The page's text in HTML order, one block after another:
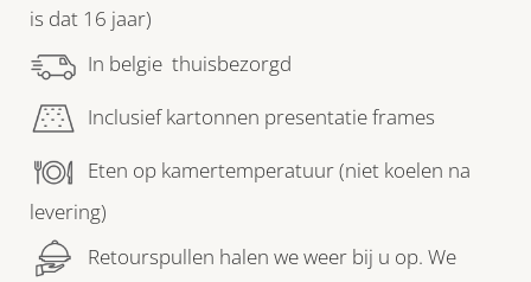
is dat 16 jaar)
In belgie thuisbezorgd
Inclusief kartonnen presentatie frames
Eten op kamertemperatuur (niet koelen na
levering)
Retourspullen halen we weer bij u op. We